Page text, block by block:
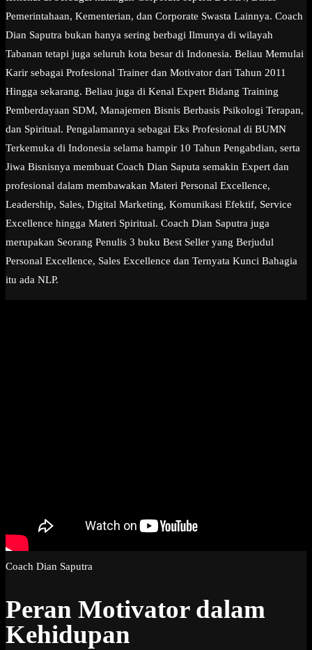
Pemerintahaan, Kementerian, dan Corporate Swasta Lainnya. Coach
Dian Saputra bukan hanya sering berbagi Ilmunya di wilayah
Tabanan tetapi juga seluruh kota besar di Indonesia. Beliau Memulai
Karir sebagai Profesional Trainer dan Motivator dari Tahun 2011
Hingga sekarang. Beliau juga di Kenal Expert Bidang Training
Pemberdayaan SDM, Manajemen Bisnis Berbasis Psikologi Terapan,
dan Spiritual. Pengalamannya sebagai Eks Profesional di BUMN
Terkemuka di Indonesia selama hampir 10 Tahun Pengabdian, serta
Jiwa Bisnisnya membuat Coach Dian Saputa semakin Expert dan
profesional dalam membawakan Materi Personal Excellence,
Leadership, Sales, Digital Marketing, Komunikasi Efektif, Service
Excellence hingga Materi Spiritual. Coach Dian Saputra juga
merupakan Seorang Penulis 3 buku Best Seller yang Berjudul
Personal Excellence, Sales Excellence dan Ternyata Kunci Bahagia
itu ada NLP.
Coach Dian Saputra
Peran Motivator dalam
Kehidupan